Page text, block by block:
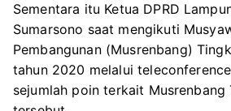
Sementara itu Ketua DPRD
Sumarsono saat mengikuti
Pembangunan (Musrenbang)
tahun 2020 melalui
sejumlah poin terkait